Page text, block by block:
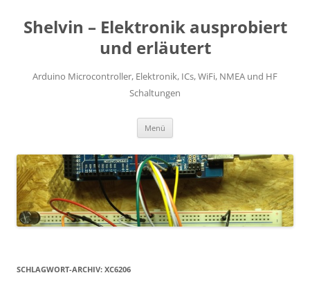
springen
Shelvin – Elektronik ausprobiert
und erläutert
Arduino Microcontroller, Elektronik, ICs, WiFi, NMEA und HF
Schaltungen
Menü
SCHLAGWORT-ARCHIV: XC6206